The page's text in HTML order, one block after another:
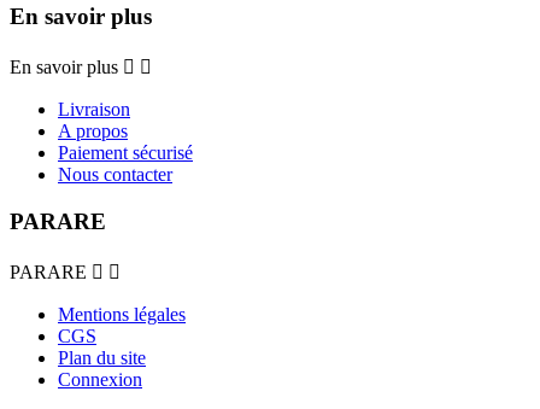
En savoir plus
En savoir plus  
Livraison
A propos
Paiement sécurisé
Nous contacter
PARARE
PARARE  
Mentions légales
CGS
Plan du site
Connexion